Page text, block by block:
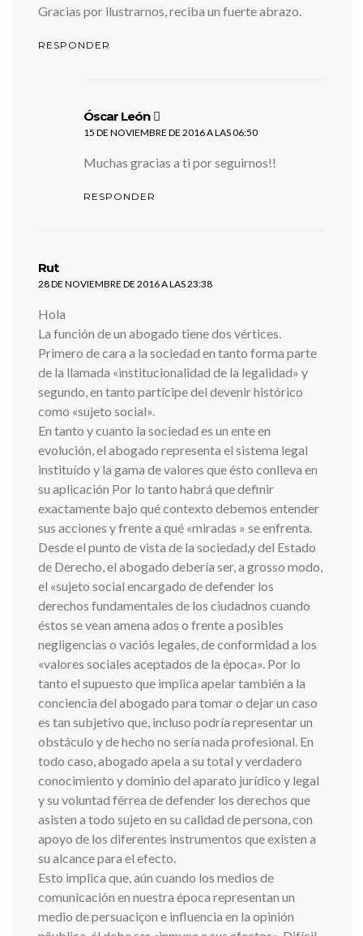
Gracias por ilustrarnos, reciba un fuerte abrazo.
RESPONDER
Óscar León
15 DE NOVIEMBRE DE 2016 A LAS 06:50
Muchas gracias a ti por seguirnos!!
RESPONDER
Rutdice:
28 DE NOVIEMBRE DE 2016 A LAS 23:38
Hola
La función de un abogado tiene dos vértices.
Primero de cara a la sociedad en tanto forma parte
de la llamada «institucionalidad de la legalidad» y
segundo, en tanto partícipe del devenir histórico
como «sujeto social».
En tanto y cuanto la sociedad es un ente en
evolución, el abogado representa el sistema legal
instituído y la gama de valores que ésto conlleva en
su aplicación Por lo tanto habrá que definir
exactamente bajo qué contexto debemos entender
sus acciones y frente a qué «miradas » se enfrenta.
Desde el punto de vista de la sociedad,y del Estado
de Derecho, el abogado debería ser, a grosso modo,
el «sujeto social encargado de defender los
derechos fundamentales de los ciudadnos cuando
éstos se vean amena ados o frente a posibles
negligencias o vaciós legales, de conformidad a los
«valores sociales aceptados de la época». Por lo
tanto el supuesto que implica apelar también a la
conciencia del abogado para tomar o dejar un caso
es tan subjetivo que, incluso podría representar un
obstáculo y de hecho no sería nada profesional. En
todo caso, abogado apela a su total y verdadero
conocimiento y dominio del aparato jurídico y legal
y su voluntad férrea de defender los derechos que
asisten a todo sujeto en su calidad de persona, con
apoyo de los diferentes instrumentos que existen a
su alcance para el efecto.
Esto implica que, aún cuando los medios de
comunicación en nuestra época representan un
medio de persuaciçon e influencia en la opinión